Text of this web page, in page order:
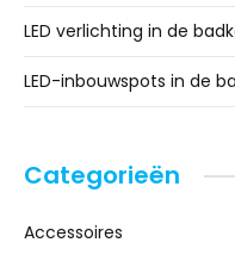
LED verlichting in de
LED-inbouwspots in de
Categorieën
Accessoires